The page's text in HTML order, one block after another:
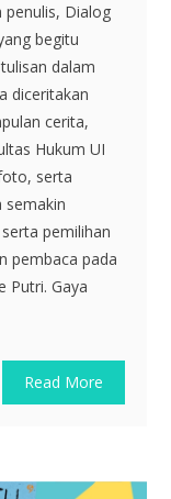
penulis, Dialog
begitu
dalam
diceritakan
cerita,
Hukum UI
serta
semakin
pemilihan
pembaca pada
Putri. Gaya
Read More